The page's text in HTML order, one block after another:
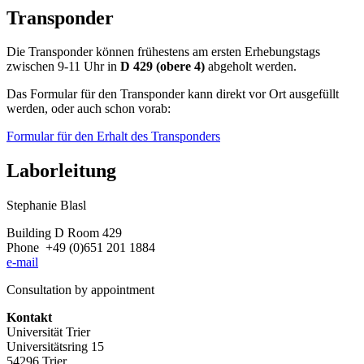
Transponder
Die Transponder können frühestens am ersten Erhebungstags
zwischen 9-11 Uhr in D 429 (obere 4) abgeholt werden.
Das Formular für den Transponder kann direkt vor Ort ausgefüllt
werden, oder auch schon vorab:
Formular für den Erhalt des Transponders
Laborleitung
Stephanie Blasl
Building D Room 429
Phone +49 (0)651 201 1884
e-mail
Consultation by appointment
Kontakt
Universität Trier
Universitätsring 15